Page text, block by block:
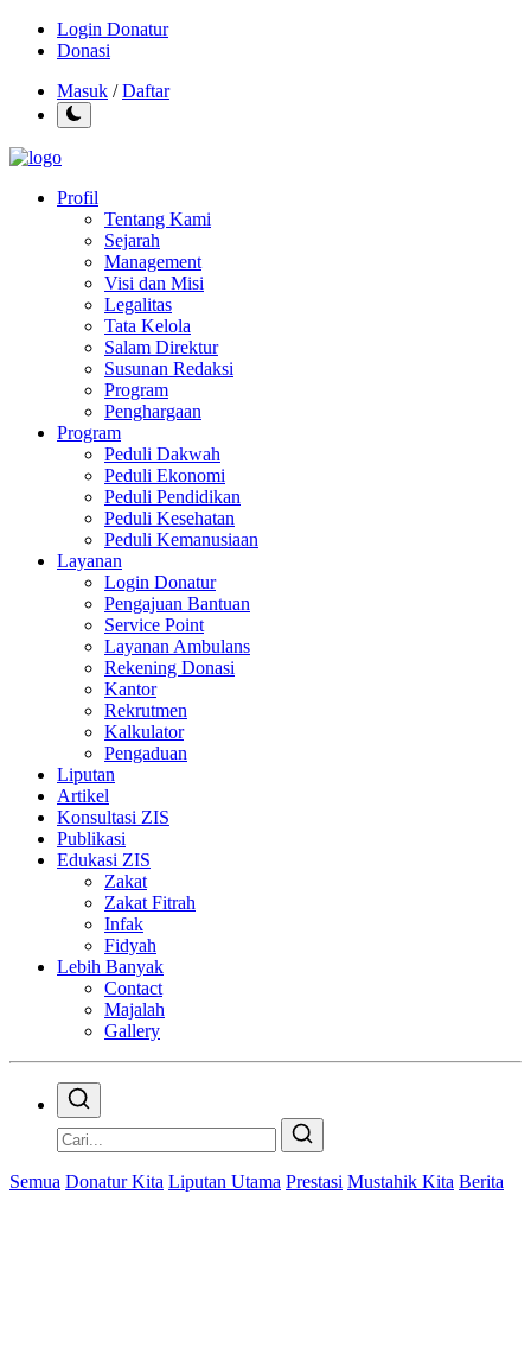
Login Donatur
Donasi
Masuk /Daftar
Profil
Tentang Kami
Sejarah
Management
Visi dan Misi
Legalitas
Tata Kelola
Salam Direktur
Susunan Redaksi
Program
Penghargaan
Program
Peduli Dakwah
Peduli Ekonomi
Peduli Pendidikan
Peduli Kesehatan
Peduli Kemanusiaan
Layanan
Login Donatur
Pengajuan Bantuan
Service Point
Layanan Ambulans
Rekening Donasi
Kantor
Rekrutmen
Kalkulator
Pengaduan
Liputan
Artikel
Konsultasi ZIS
Publikasi
Edukasi ZIS
Zakat
Zakat Fitrah
Infak
Fidyah
Lebih Banyak
Contact
Majalah
Gallery
Semua Donatur Kita Liputan Utama Prestasi Mustahik Kita Berita